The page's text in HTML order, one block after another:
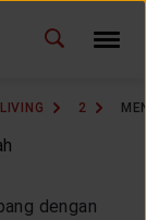
2
dengan
ID EN